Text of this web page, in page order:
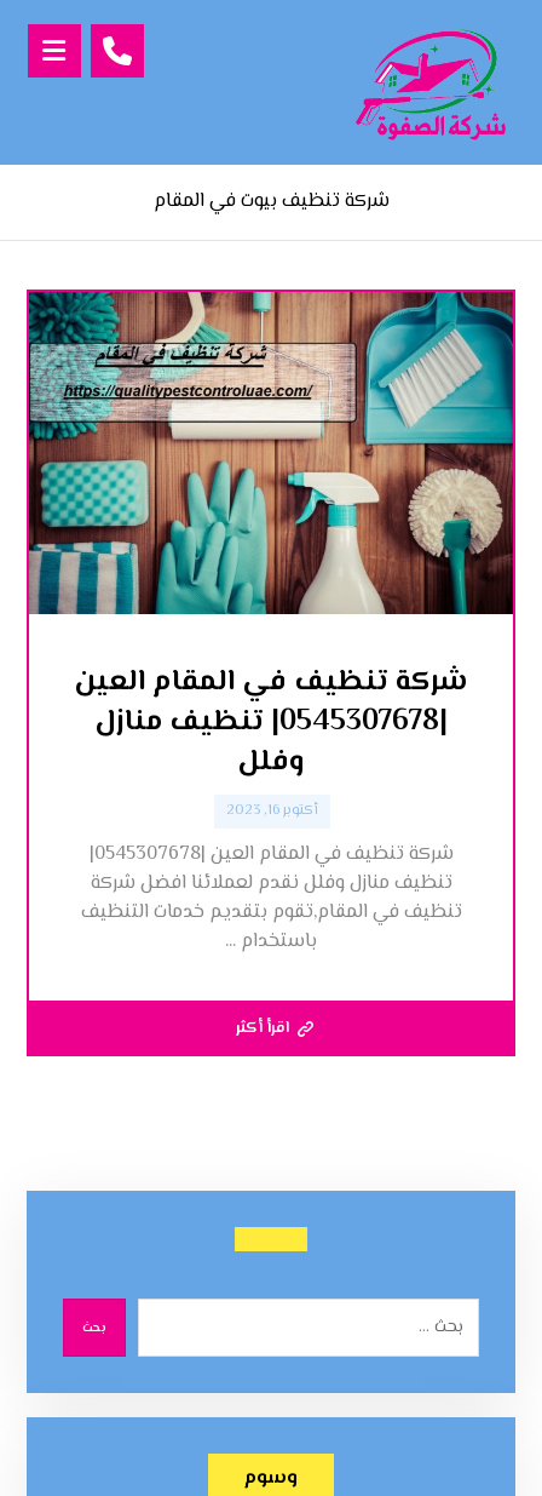
شركة تنظيف بيوت في المقام
شركة تنظيف في المقام العين
|0545307678| تنظيف منازل
وفلل
أكتوبر 16, 2023
شركة تنظيف في المقام العين |0545307678|
تنظيف منازل وفلل نقدم لعملائنا افضل شركة
تنظيف في المقام,تقوم بتقديم خدمات التنظيف
باستخدام ...
اقرأ أكثر
بحث
وسوم